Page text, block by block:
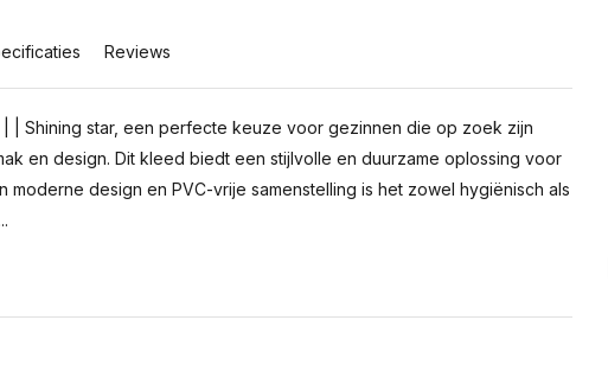
Reviews
| Shining star, een perfecte keuze voor gezinnen die op zoek zijn
en design. Dit kleed biedt een stijlvolle en duurzame oplossing voor
moderne design en PVC-vrije samenstelling is het zowel hygiënisch als